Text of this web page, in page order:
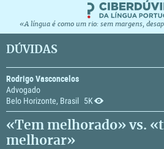
«A língua é como um rio: sem margens,
DÚVIDAS
Rodrigo Vasconcelos
Advogado
Belo Horizonte, Brasil
5K
«Tem melhorado» vs.
melhorar»